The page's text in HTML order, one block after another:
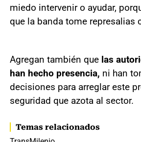
miedo intervenir o ayudar,
que la banda tome represalias
Agregan también que las
han hecho presencia, ni han
decisiones para arreglar este
seguridad que azota al sector.
Temas relacionados